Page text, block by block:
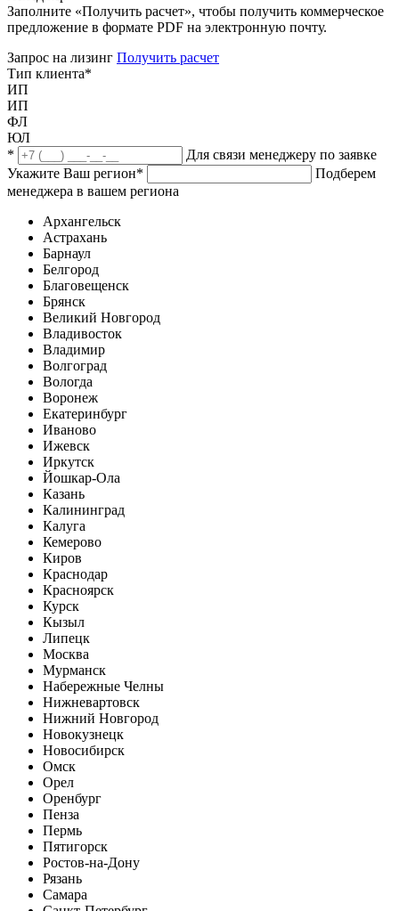
Заполните «Получить расчет», чтобы получить коммерческое
предложение в формате PDF на электронную почту.
Запрос на лизинг Получить расчет
Тип клиента*
ИП
ИП
ФЛ
ЮЛ
*
Для связи менеджеру по заявке
Укажите Ваш регион*
Подберем
менеджера в вашем региона
Архангельск
Астрахань
Барнаул
Белгород
Благовещенск
Брянск
Великий Новгород
Владивосток
Владимир
Волгоград
Вологда
Воронеж
Екатеринбург
Иваново
Ижевск
Иркутск
Йошкар-Ола
Казань
Калининград
Калуга
Кемерово
Киров
Краснодар
Красноярск
Курск
Кызыл
Липецк
Москва
Мурманск
Набережные Челны
Нижневартовск
Нижний Новгород
Новокузнецк
Новосибирск
Омск
Орел
Оренбург
Пенза
Пермь
Пятигорск
Ростов-на-Дону
Рязань
Самара